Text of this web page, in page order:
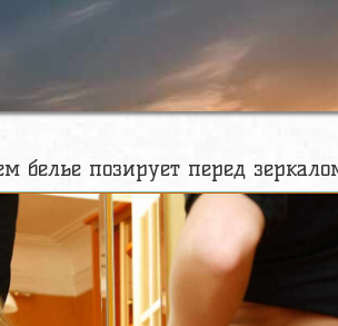
белье позирует перед